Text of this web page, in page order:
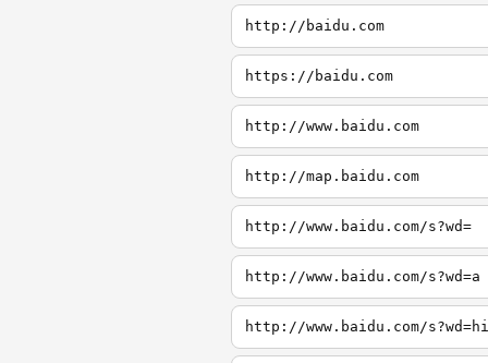
http://baidu.com
https://baidu.com
http://www.baidu.com
http://map.baidu.com
http://www.baidu.com/s?wd=
http://www.baidu.com/s?wd=a
http://www.baidu.com/s?wd=hi